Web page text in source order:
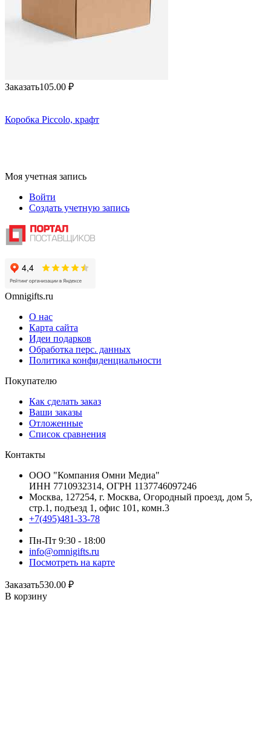
Заказать105.00 ₽
Коробка Piccolo, крафт
Моя учетная запись
Войти
Создать учетную запись
Omnigifts.ru
О нас
Карта сайта
Идеи подарков
Обработка перс. данных
Политика конфиденциальности
Покупателю
Как сделать заказ
Ваши заказы
Отложенные
Список сравнения
Контакты
ООО "Компания Омни Медиа"
ИНН 7710932314, ОГРН 1137746097246
Москва, 127254, г. Москва, Огородный проезд, дом 5,
стр.1, подъезд 1, офис 101, комн.3
+7(495)481-33-78
Пн-Пт 9:30 - 18:00
info@omnigifts.ru
Посмотреть на карте
Заказать530.00 ₽
В корзину